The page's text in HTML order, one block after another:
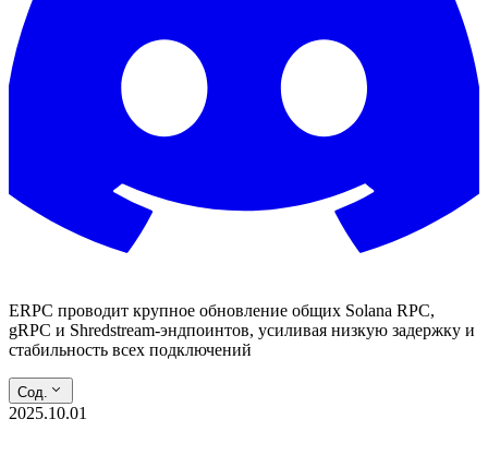
ERPC проводит крупное обновление общих Solana RPC,
gRPC и Shredstream-эндпоинтов, усиливая низкую задержку и
стабильность всех подключений
Сод.
2025.10.01